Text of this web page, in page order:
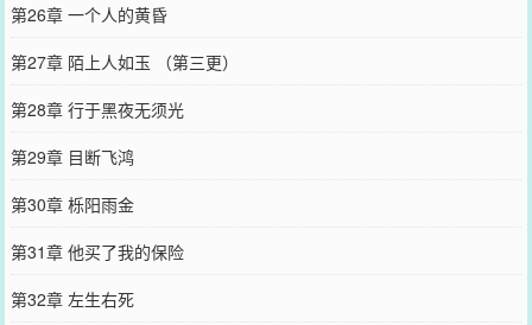
第26章 一个人的黄昏
第27章 陌上人如玉 （第三更）
第28章 行于黑夜无须光
第29章 目断飞鸿
第30章 栎阳雨金
第31章 他买了我的保险
第32章 左生右死